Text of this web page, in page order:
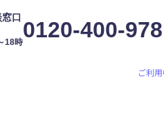
口
18時
0120-400-978
ご利